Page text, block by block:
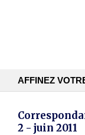
AFFINEZ
2 - juin 2011